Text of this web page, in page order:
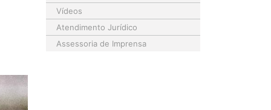
Vídeos
Atendimento Jurídico
Assessoria de Imprensa